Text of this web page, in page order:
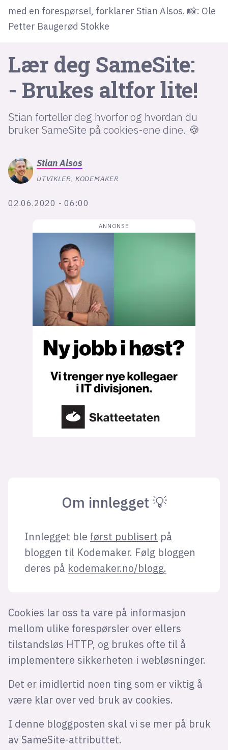
med en forespørsel, forklarer Stian Alsos. 📸: Ole
Petter Baugerød Stokke
Lær deg SameSite:
- Brukes altfor lite!
Stian forteller deg hvorfor og hvordan du
bruker SameSite på cookies-ene dine. 🍪
StianAlsos
UTVIKLER, KODEMAKER
02.06.2020 - 06:00
Om innlegget 💡
Innlegget ble først publisert på
bloggen til Kodemaker. Følg bloggen
deres på kodemaker.no/blogg.
Cookies lar oss ta vare på informasjon
mellom ulike forespørsler over ellers
tilstandsløs HTTP, og brukes ofte til å
implementere sikkerheten i webløsninger.
Det er imidlertid noen ting som er viktig å
være klar over ved bruk av cookies.
I denne bloggposten skal vi se mer på bruk
av SameSite-attributtet.
lys modus
mørk modus
nyhetsbrev
kode24-klubben
LinkedIn
Bluesky
annonsepriser
annonseguide
Bli firmapartner